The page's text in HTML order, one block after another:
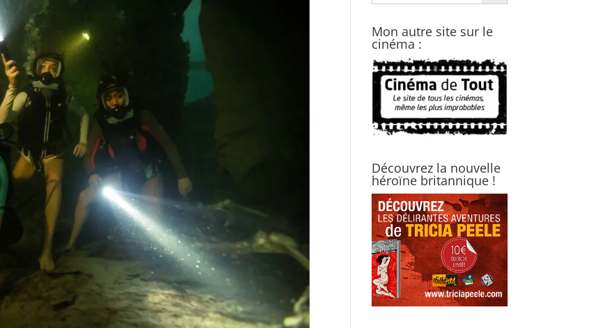
Mon autre site sur le
cinéma :
Découvrez la nouvelle
héroïne britannique !